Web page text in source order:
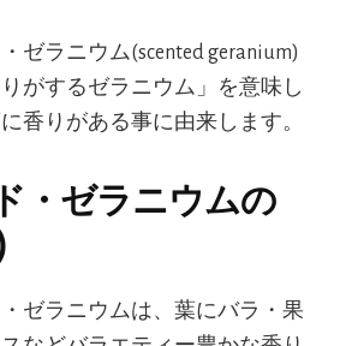
ゼラニウム(scented geranium)
がするゼラニウム」を意味し
香りがある事に由来します。
・ゼラニウムの
ゼラニウムは、葉にバラ・果